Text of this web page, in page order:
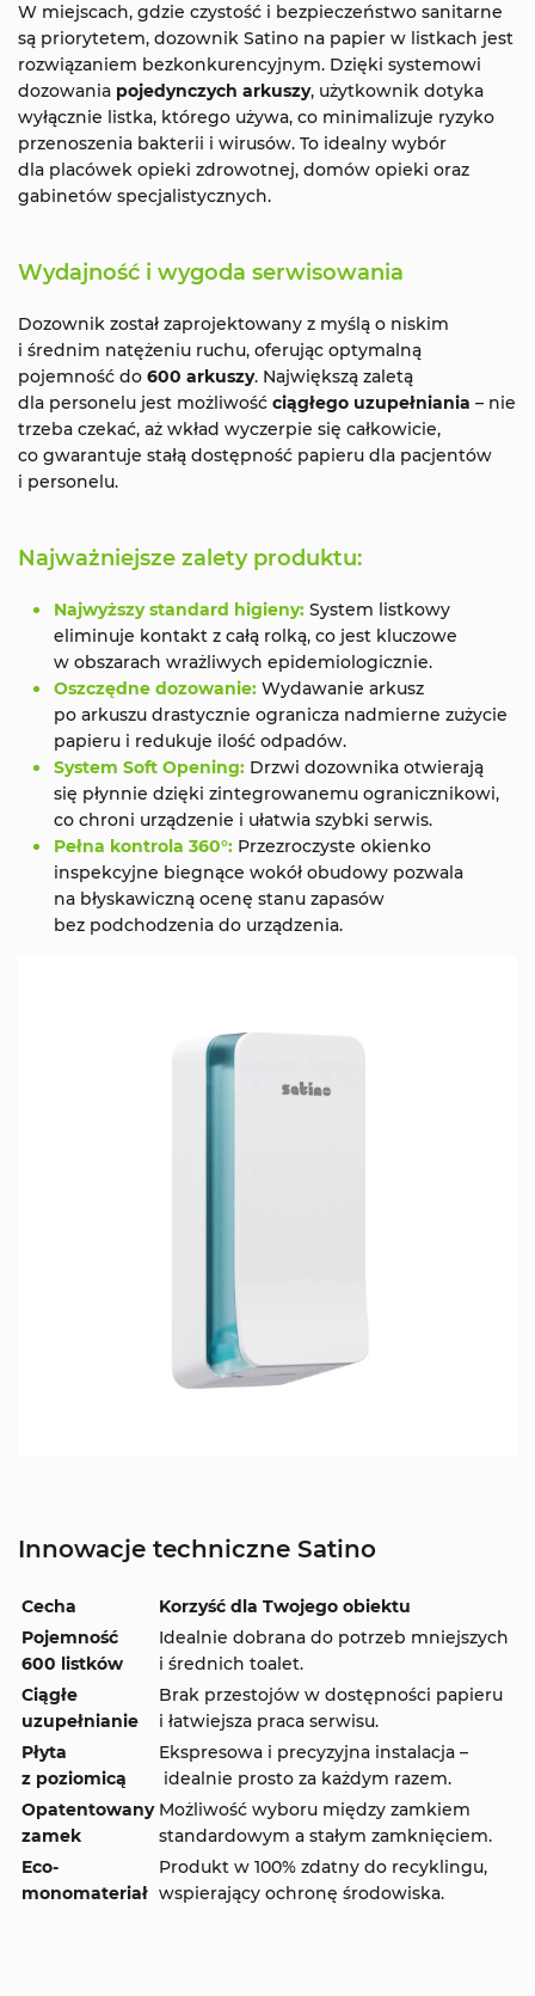
W miejscach, gdzie czystość i bezpieczeństwo sanitarne
są priorytetem, dozownik Satino na papier w listkach jest
rozwiązaniem bezkonkurencyjnym. Dzięki systemowi
dozowania pojedynczych arkuszy, użytkownik dotyka
wyłącznie listka, którego używa, co minimalizuje ryzyko
przenoszenia bakterii i wirusów. To idealny wybór
dla placówek opieki zdrowotnej, domów opieki oraz
gabinetów specjalistycznych.
Wydajność i wygoda serwisowania
Dozownik został zaprojektowany z myślą o niskim
i średnim natężeniu ruchu, oferując optymalną
pojemność do 600 arkuszy. Największą zaletą
dla personelu jest możliwość ciągłego uzupełniania – nie
trzeba czekać, aż wkład wyczerpie się całkowicie,
co gwarantuje stałą dostępność papieru dla pacjentów
i personelu.
Najważniejsze zalety produktu:
Najwyższy standard higieny: System listkowy
eliminuje kontakt z całą rolką, co jest kluczowe
w obszarach wrażliwych epidemiologicznie.
Oszczędne dozowanie: Wydawanie arkusz
po arkuszu drastycznie ogranicza nadmierne zużycie
papieru i redukuje ilość odpadów.
System Soft Opening: Drzwi dozownika otwierają
się płynnie dzięki zintegrowanemu ogranicznikowi,
co chroni urządzenie i ułatwia szybki serwis.
Pełna kontrola 360°: Przezroczyste okienko
inspekcyjne biegnące wokół obudowy pozwala
na błyskawiczną ocenę stanu zapasów
bez podchodzenia do urządzenia.
Innowacje techniczne Satino
Cecha
Korzyść dla Twojego obiektu
Pojemność
600 listków
Idealnie dobrana do potrzeb mniejszych
i średnich toalet.
Ciągłe
uzupełnianie
Brak przestojów w dostępności papieru
i łatwiejsza praca serwisu.
Płyta
z poziomicą
Ekspresowa i precyzyjna instalacja –
idealnie prosto za każdym razem.
Opatentowany
zamek
Możliwość wyboru między zamkiem
standardowym a stałym zamknięciem.
Eco-
monomateriał
Produkt w 100% zdatny do recyklingu,
wspierający ochronę środowiska.